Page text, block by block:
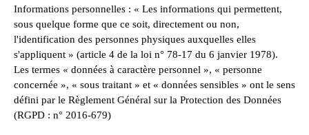
Informations personnelles : « Les informations qui permettent,
sous quelque forme que ce soit, directement ou non,
l'identification des personnes physiques auxquelles elles
s'appliquent » (article 4 de la loi n° 78-17 du 6 janvier 1978).
Les termes « données à caractère personnel », « personne
concernée », « sous traitant » et « données sensibles » ont le sens
défini par le Règlement Général sur la Protection des Données
(RGPD : n° 2016-679)